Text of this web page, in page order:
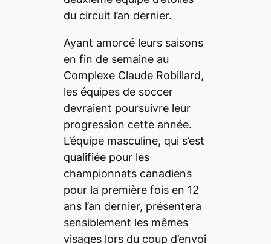
du circuit l’an dernier.
Ayant amorcé leurs saisons
en fin de semaine au
Complexe Claude Robillard,
les équipes de soccer
devraient poursuivre leur
progression cette année.
L’équipe masculine, qui s’est
qualifiée pour les
championnats canadiens
pour la première fois en 12
ans l’an dernier, présentera
sensiblement les mêmes
visages lors du coup d’envoi